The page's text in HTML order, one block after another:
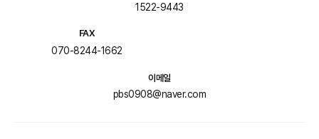
1522-9443
FAX
070-8244-1662
이메일
pbs0908@naver.com